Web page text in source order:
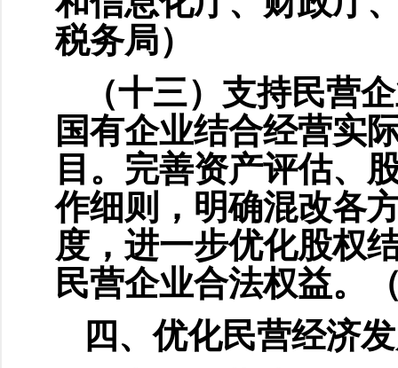
税务局）
（十三）支持民营
国有企业结合经营实
目。完善资产评估、
作细则，明确混改各
度，进一步优化股权
民营企业合法权益。
四、优化民营经济